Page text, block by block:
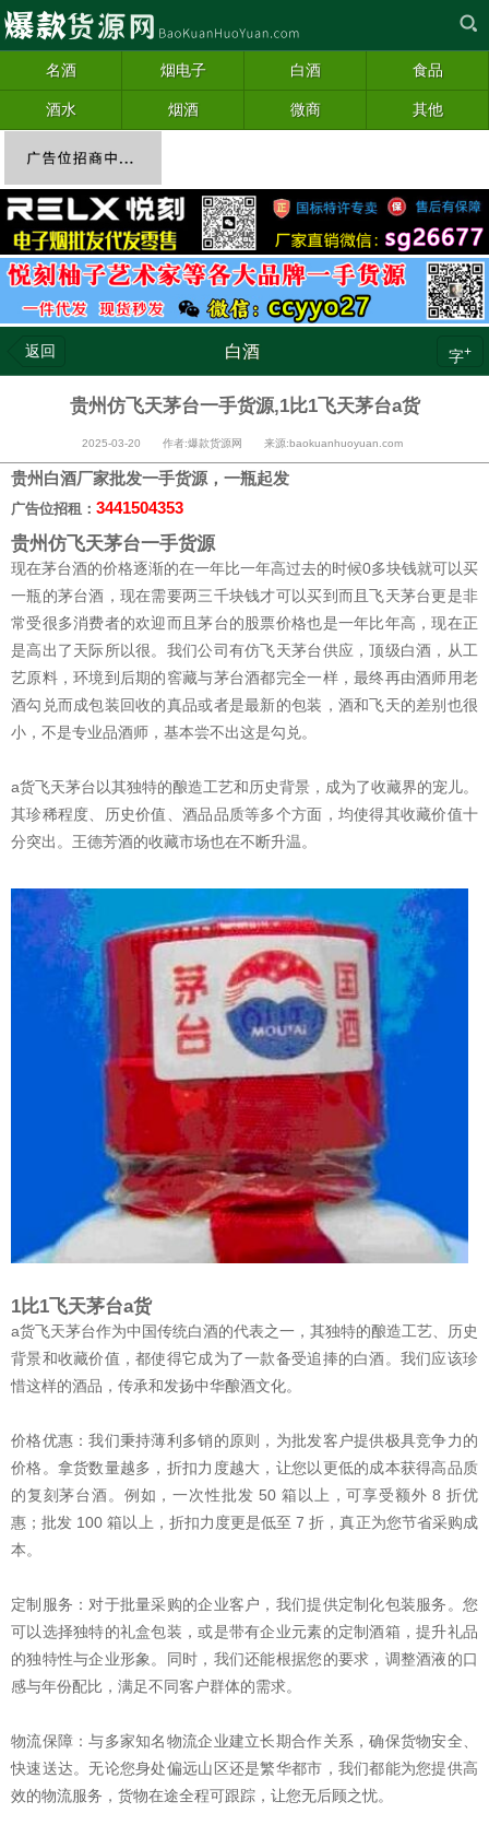
名酒 烟电子 白酒 食品
酒水 烟酒 微商 其他
返回 白酒 字+
贵州仿飞天茅台一手货源,1比1飞天茅台a货
2025-03-20 作者:爆款货源网 来源:baokuanhuoyuan.com
贵州白酒厂家批发一手货源，一瓶起发
广告位招租： 3441504353
贵州仿飞天茅台一手货源
现在茅台酒的价格逐渐的在一年比一年高过去的时候0多块钱就可以买
一瓶的茅台酒，现在需要两三千块钱才可以买到而且飞天茅台更是非
常受很多消费者的欢迎而且茅台的股票价格也是一年比年高，现在正
是高出了天际所以很。我们公司有仿飞天茅台供应，顶级白酒，从工
艺原料，环境到后期的窖藏与茅台酒都完全一样，最终再由酒师用老
酒勾兑而成包装回收的真品或者是最新的包装，酒和飞天的差别也很
小，不是专业品酒师，基本尝不出这是勾兑。
a货飞天茅台以其独特的酿造工艺和历史背景，成为了收藏界的宠儿。
其珍稀程度、历史价值、酒品品质等多个方面，均使得其收藏价值十
分突出。王德芳酒的收藏市场也在不断升温。
1比1飞天茅台a货
a货飞天茅台作为中国传统白酒的代表之一，其独特的酿造工艺、历史
背景和收藏价值，都使得它成为了一款备受追捧的白酒。我们应该珍
惜这样的酒品，传承和发扬中华酿酒文化。
价格优惠：我们秉持薄利多销的原则，为批发客户提供极具竞争力的
价格。拿货数量越多，折扣力度越大，让您以更低的成本获得高品质
的复刻茅台酒。例如，一次性批发 50 箱以上，可享受额外 8 折优
惠；批发 100 箱以上，折扣力度更是低至 7 折，真正为您节省采购成
本。
定制服务：对于批量采购的企业客户，我们提供定制化包装服务。您
可以选择独特的礼盒包装，或是带有企业元素的定制酒箱，提升礼品
的独特性与企业形象。同时，我们还能根据您的要求，调整酒液的口
感与年份配比，满足不同客户群体的需求。
物流保障：与多家知名物流企业建立长期合作关系，确保货物安全、
快速送达。无论您身处偏远山区还是繁华都市，我们都能为您提供高
效的物流服务，货物在途全程可跟踪，让您无后顾之忧。